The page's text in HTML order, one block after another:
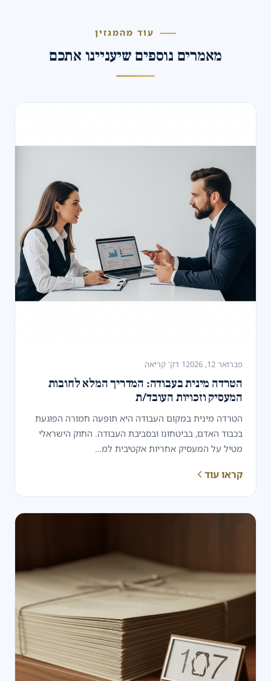
עוד מהמגזין
מאמרים נוספים שיעניינו אתכם
פברואר 12, 2026 1 דק' קריאה
הטרדה מינית בעבודה: המדריך המלא לחובות
המעסיק וזכויות העובד/ת
הטרדה מינית במקום העבודה היא תופעה חמורה הפוגעת
בכבוד האדם, בביטחונו ובסביבת העבודה. החוק הישראלי
מטיל על המעסיק אחריות אקטיבית למ…
קראו עוד